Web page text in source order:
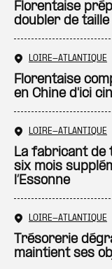
Florentaise
doubler de taille
LOIRE-ATLANTIQUE
Florentaise
en Chine d'ici
LOIRE-ATLANTIQUE
La fabricant de
six mois
l’Essonne
LOIRE-ATLANTIQUE
Trésorerie
maintient ses